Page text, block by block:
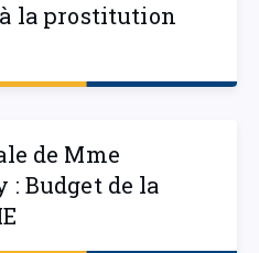
la prostitution
de Mme
: Budget de la